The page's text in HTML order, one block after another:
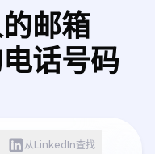
邮箱
话号码
从LinkedIn查找